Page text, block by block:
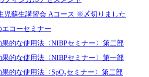
児蘇生講習会 Aコース ※〆切りました
コーセミナー
的な使用法〈NIBPセミナー〉第二部
的な使用法〈NIBPセミナー〉第一部
的な使用法〈SpO₂セミナー〉第二部